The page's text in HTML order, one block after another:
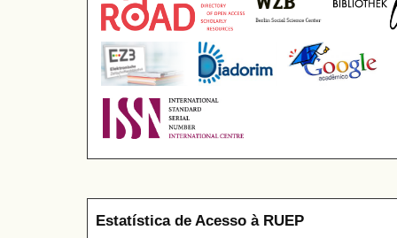
Estatística de Acesso à RUEP